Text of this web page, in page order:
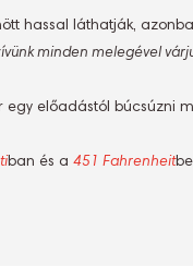
hassal láthatják,
minden melegével
egy előadástól búcsúzni
ban és a 451 Fahrenheit